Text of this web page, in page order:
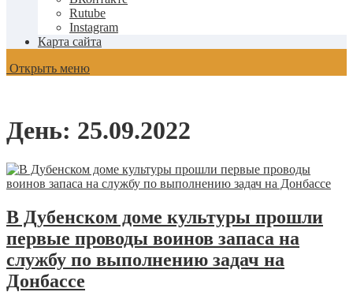
Rutube
Instagram
Карта сайта
Открыть меню
День: 25.09.2022
В Дубенском доме культуры прошли
первые проводы воинов запаса на
службу по выполнению задач на
Донбассе